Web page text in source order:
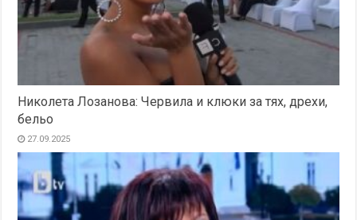
Николета Лозанова: Червила и клюки за тях, дрехи,
бельо
27.09.2025